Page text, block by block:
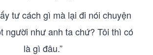
tư cách gì mà lại đi nói chuyện
người như anh ta chứ? Tôi thì có
là gì đâu.”